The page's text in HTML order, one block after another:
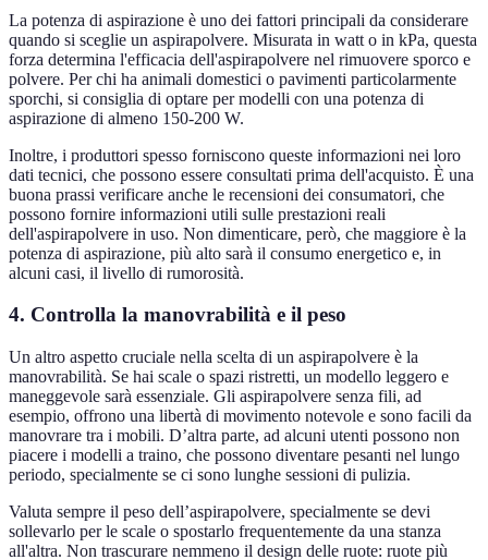
La potenza di aspirazione è uno dei fattori principali da considerare
quando si sceglie un aspirapolvere. Misurata in watt o in kPa, questa
forza determina l'efficacia dell'aspirapolvere nel rimuovere sporco e
polvere. Per chi ha animali domestici o pavimenti particolarmente
sporchi, si consiglia di optare per modelli con una potenza di
aspirazione di almeno 150-200 W.
Inoltre, i produttori spesso forniscono queste informazioni nei loro
dati tecnici, che possono essere consultati prima dell'acquisto. È una
buona prassi verificare anche le recensioni dei consumatori, che
possono fornire informazioni utili sulle prestazioni reali
dell'aspirapolvere in uso. Non dimenticare, però, che maggiore è la
potenza di aspirazione, più alto sarà il consumo energetico e, in
alcuni casi, il livello di rumorosità.
4. Controlla la manovrabilità e il peso
Un altro aspetto cruciale nella scelta di un aspirapolvere è la
manovrabilità. Se hai scale o spazi ristretti, un modello leggero e
maneggevole sarà essenziale. Gli aspirapolvere senza fili, ad
esempio, offrono una libertà di movimento notevole e sono facili da
manovrare tra i mobili. D’altra parte, ad alcuni utenti possono non
piacere i modelli a traino, che possono diventare pesanti nel lungo
periodo, specialmente se ci sono lunghe sessioni di pulizia.
Valuta sempre il peso dell’aspirapolvere, specialmente se devi
sollevarlo per le scale o spostarlo frequentemente da una stanza
all'altra. Non trascurare nemmeno il design delle ruote: ruote più